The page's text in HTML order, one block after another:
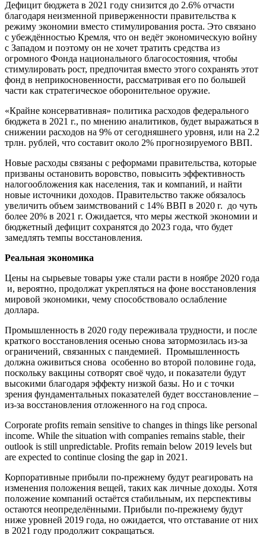
Дефицит бюджета в 2021 году снизится до 2.6% отчасти
благодаря неизменной приверженности правительства к
режиму экономии вместо стимулирования роста. Это связано
с убеждённостью Кремля, что он ведёт экономическую войну
с Западом и поэтому он не хочет тратить средства из
огромного Фонда национального благосостояния, чтобы
стимулировать рост, предпочитая вместо этого сохранять этот
фонд в неприкосновенности, рассматривая его по большей
части как стратегическое оборонительное оружие.
«Крайне консервативная» политика расходов федерального
бюджета в 2021 г., по мнению аналитиков, будет выражаться в
снижении расходов на 9% от сегодняшнего уровня, или на 2.2
трлн. рублей, что составит около 2% прогнозируемого ВВП.
Новые расходы связаны с реформами правительства, которые
призваны остановить воровство, повысить эффективность
налогообложения как населения, так и компаний, и найти
новые источники доходов. Правительство также обязалось
увеличить объем заимствований с 14% ВВП в 2020 г. до чуть
более 20% в 2021 г. Ожидается, что меры жесткой экономии и
бюджетный дефицит сохранятся до 2023 года, что будет
замедлять темпы восстановления.
Реальная экономика
Цены на сырьевые товары уже стали расти в ноябре 2020 года
и, вероятно, продолжат укрепляться на фоне восстановления
мировой экономики, чему способствовало ослабление
доллара.
Промышленность в 2020 году переживала трудности, и после
краткого восстановления осенью снова затормозилась из-за
ограничений, связанных с пандемией. Промышленность
должна оживиться снова особенно во второй половине года,
поскольку вакцины сотворят своё чудо, и показатели будут
высокими благодаря эффекту низкой базы. Но и с точки
зрения фундаментальных показателей будет восстановление –
из-за восстановления отложенного на год спроса.
Corporate profits remain sensitive to changes in things like personal
income. While the situation with companies remains stable, their
outlook is still unpredictable. Profits remain below 2019 levels but
are expected to continue closing the gap in 2021.
Корпоративные прибыли по-прежнему будут реагировать на
изменения положения вещей, таких как личные доходы. Хотя
положение компаний остаётся стабильным, их перспективы
остаются неопределёнными. Прибыли по-прежнему будут
ниже уровней 2019 года, но ожидается, что отставание от них
в 2021 году продолжит сокращаться.